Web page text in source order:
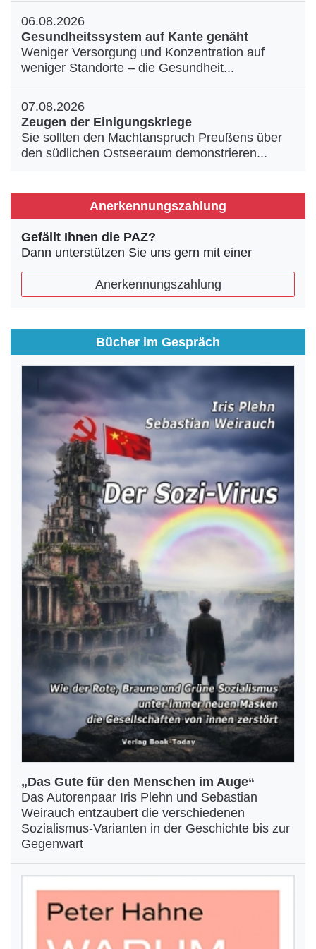
06.08.2026
Gesundheitssystem auf Kante genäht
Weniger Versorgung und Konzentration auf
weniger Standorte – die Gesundheit...
07.08.2026
Zeugen der Einigungskriege
Sie sollten den Machtanspruch Preußens über
den südlichen Ostseeraum demonstrieren...
Anerkennungszahlung
Gefällt Ihnen die PAZ?
Dann unterstützen Sie uns gern mit einer
Anerkennungszahlung
Bücher im Gespräch
„Das Gute für den Menschen im Auge“
Das Autorenpaar Iris Plehn und Sebastian
Weirauch entzaubert die verschiedenen
Sozialismus-Varianten in der Geschichte bis zur
Gegenwart